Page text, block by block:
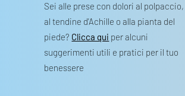
Seialle prese con dolori al polpaccio,
al tendine d'Achille o alla pianta del
piede? Clicca qui per alcuni
suggerimenti utili e pratici per il tuo
benessere